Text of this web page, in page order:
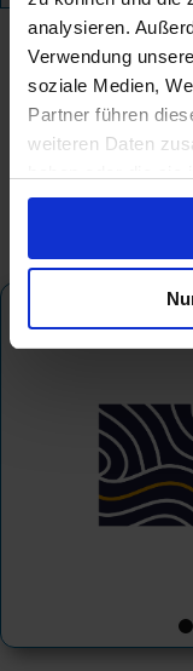
analysieren.
Verwendung
soziale Medien,
Partner führen
weiteren Daten
gesammelt haben.